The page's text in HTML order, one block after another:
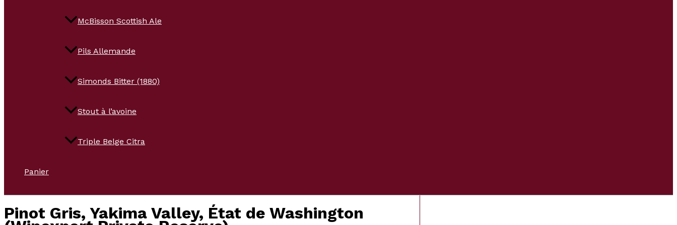
McBisson Scottish Ale
Pils Allemande
Simonds Bitter (1880)
Stout à l’avoine
Triple Belge Citra
Panier
Pinot Gris, Yakima Valley, État de Washington